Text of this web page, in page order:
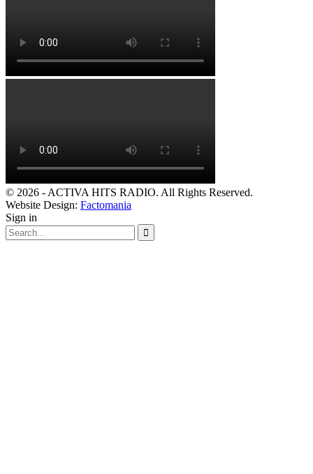
© 2026 - ACTIVA HITS RADIO. All Rights Reserved.
Website Design: Factomania
Sign in